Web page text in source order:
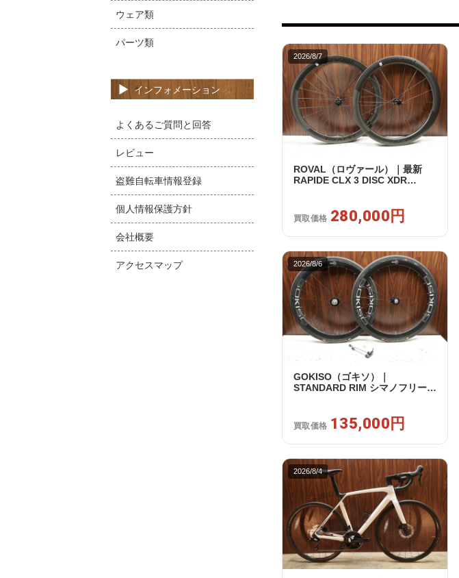
2026/8/7
ROVAL（ロヴァール）｜最新
RAPIDE CLX 3 DISC XDR
買取価格 280,000円
2026/8/6
GOKISO（ゴキソ）｜
STANDARD RIM シマノフリー
買取価格 135,000円
2026/8/4
ウェア類
パーツ類
インフォメーション
よくあるご質問と回答
レビュー
盗難自転車情報登録
個人情報保護方針
会社概要
アクセスマップ